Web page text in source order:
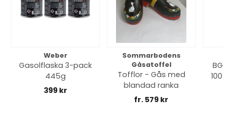
Weber
Gasolflaska 3-pack
445g
399 kr
Sommarbodens
Gåsatoffel
Tofflor - Gås med
blandad ranka
fr. 579 kr